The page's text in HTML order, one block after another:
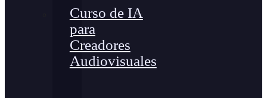
Curso de IA
para
Creadores
Audiovisuales